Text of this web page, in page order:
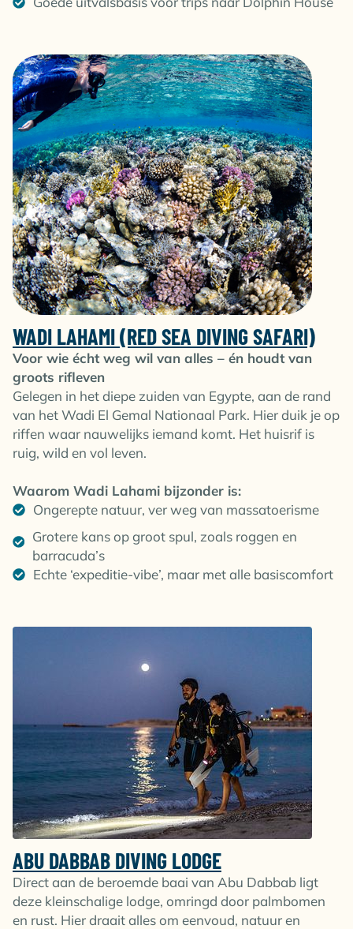
WADI LAHAMI (RED SEA DIVING SAFARI)
Voor wie écht weg wil van alles – én houdt van
groots rifleven
Gelegen in het diepe zuiden van Egypte, aan de rand
van het Wadi El Gemal Nationaal Park. Hier duik je op
riffen waar nauwelijks iemand komt. Het huisrif is
ruig, wild en vol leven.
Waarom Wadi Lahami bijzonder is:
Ongerepte natuur, ver weg van massatoerisme
Grotere kans op groot spul, zoals roggen en
barracuda’s
Echte ‘expeditie-vibe’, maar met alle basiscomfort
ABU DABBAB DIVING LODGE
Direct aan de beroemde baai van Abu Dabbab ligt
deze kleinschalige lodge, omringd door palmbomen
en rust. Hier draait alles om eenvoud, natuur en